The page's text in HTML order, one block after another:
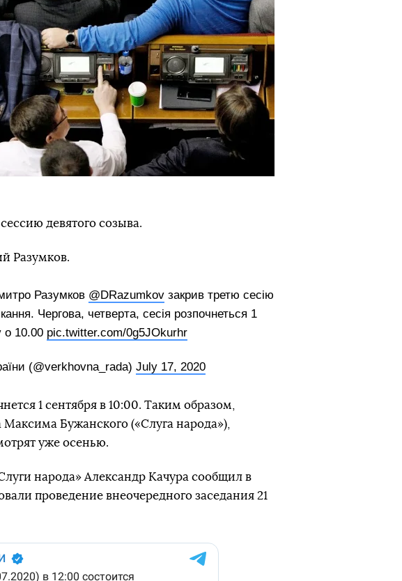
девятого созыва.
Разумков.
Разумков @DRazumkovзакрив третю сесію
Чергова, четверта, сесія розпочнеться 1
о 10.00 pic.twitter.com/0g5JOkurhr
(@verkhovna_rada) July 17, 2020
1 сентября в 10:00. Таким образом,
Максима Бужанского («Слуга народа»),
уже осенью.
народа» Александр Качура сообщил в
проведение внеочередного заседания 21